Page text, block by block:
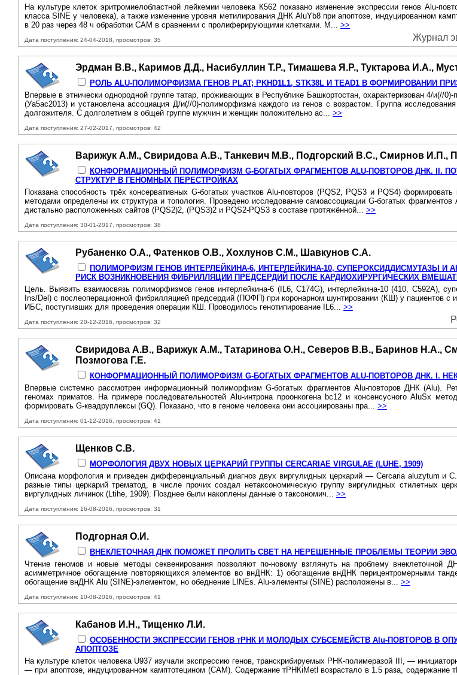
На культуре клеток эритромиелобластной лейкемии человека К562 показано изменение экспрессии генов Alu-
класса SINE у человека), а также изменение уровня метилирования ДНК AluYb8 при апоптозе, индуцированном
в 20 раз через 48 ч обработки САМ в сравнении с пролиферирующими клетками. М... >>
Дата поступления: 24-04-2018, просмотров: 35 Журнал
Эрдман В.В., Каримов Д.Д., Насибуллин Т.Р., Тимашева Я.Р., Туктарова И.А.,
РОЛЬ ALU-ПОЛИМОРФИЗМА ГЕНОВ PLAT; PKHD1L1, STK38L И TEAD1 В ФОРМИРОВАНИИ
Впервые в этнически однородной группе татар, проживающих в Республике Башкортостан, охарактеризован 4/
(Уа5ас2013) и установлена ассоциация Д/и(//0)-полиморфизма каждого из генов с возрастом. Группа
долгожителя. С долголетием в общей группе мужчин и женщин положительно ас... >>
Дата поступления: 27-02-2017, просмотров: 42
Варижук А.М., Свиридова А.В., Танкевич М.В., Подгорский В.С., Смирнов И.П.,
КОНФОРМАЦИОННЫЙ ПОЛИМОРФИЗМ G-БОГАТЫХ ФРАГМЕНТОВ ALU-ПОВТОРОВ ДНК. II.
СТРУКТУР В ГЕНОМНЫХ ПЕРЕСТРОЙКАХ
Показана способность трёх консервативных G-богатых участков Alu-повторов (PQS2, PQS3 и PQS4)
методами определены их структура и топология. Проведено исследование самоассоциации G-богатых
дистально расположенных сайтов (PQS2)2, (PQS3)2 и PQS2-PQS3 в составе протяжённой... >>
Дата поступления: 30-01-2017, просмотров: 38
Рубаненко О.А., Фатенков О.В., Хохлунов С.М., Шавкунов С.А.
ПОЛИМОРФИЗМ ГЕНОВ ИНТЕРЛЕЙКИНА-6, ИНТЕРЛЕЙКИНА-10, СУПЕРОКСИДДИСМУТАЗЫ
РИСК ВОЗНИКНОВЕНИЯ ФИБРИЛЛЯЦИИ ПРЕДСЕРДИЙ ПОСЛЕ КАРДИОХИРУРГИЧЕСКИХ
Цель. Выявить взаимосвязь полиморфизмов генов интерлейкина-6 (IL6, C174G), интерлейкина-10 (410, С592А),
Ins/Del) с послеоперационной фибрилляцией предсердий (ПОФП) при коронарном шунтировании (КШ) у пациентов
ИБС, поступивших для проведения операции КШ. Проводилось генотипирование IL6... >>
Дата поступления: 20-12-2016, просмотров: 32
Свиридова А.В., Варижук А.М., Татаринова О.Н., Северов В.В., Баринов Н.А.,
Позмогова Г.Е.
КОНФОРМАЦИОННЫЙ ПОЛИМОРФИЗМ G-БОГАТЫХ ФРАГМЕНТОВ ALU-ПОВТОРОВ ДНК. I.
Впервые системно рассмотрен информационный полиморфизм G-богатых фрагментов Alu-повторов ДНК (Alu).
геномах приматов. На примере последовательностей Alu-интрона проонкогена bс12 и консенсусного AluSx
формировать G-квадруплексы (GQ). Показано, что в геноме человека они ассоциированы пра... >>
Дата поступления: 01-12-2016, просмотров: 41
Щенков С.В.
МОРФОЛОГИЯ ДВУХ НОВЫХ ЦЕРКАРИЙ ГРУППЫ CERCARIAE VIRGULAE (LUHE, 1909)
Описана морфология и приведен дифференциальный диагноз двух виргулидных церкарий — Cercaria aluzytum и
разные типы церкарий трематод, в числе прочих создал нетаксономическую группу виргулидных стилетных
виргулидных личинок (Ltihe, 1909). Позднее были накоплены данные о таксономич... >>
Дата поступления: 16-08-2016, просмотров: 31
Подгорная О.И.
ВНЕКЛЕТОЧНАЯ ДНК ПОМОЖЕТ ПРОЛИТЬ СВЕТ НА НЕРЕШЕННЫЕ ПРОБЛЕМЫ ТЕОРИИ
Чтение геномов и новые методы секвенирования позволяют по-новому взглянуть на проблему
асимметричное обогащение повторяющихся элементов во внДНК: 1) обогащение внДНК перицентромерными
обогащение внДНК Alu (SINЕ)-элементом, но обеднение LINEs. Alu-элементы (SINE) расположены в... >>
Дата поступления: 10-08-2016, просмотров: 41
Кабанов И.Н., Тищенко Л.И.
ОСОБЕННОСТИ ЭКСПРЕССИИ ГЕНОВ тРНК И МОЛОДЫХ СУБСЕМЕЙСТВ Alu-ПОВТОРОВ В
АПОПТОЗЕ
На культуре клеток человека U937 изучали экспрессию генов, транскрибируемых РНК-полимеразой III, —
— при апоптозе, индуцированном камптотецином (САМ). Содержание тРНКiMеtl возрастало в 1.5 раза,